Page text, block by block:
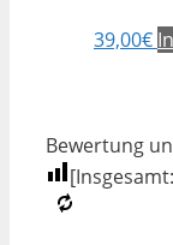
39,00€
Bewertung
[Insgesamt: